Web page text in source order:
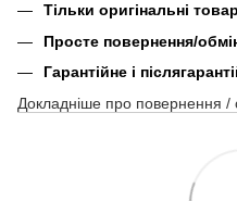
Тільки оригінальні
Просте повернення/
Гарантійне і
Докладніше про повернення /